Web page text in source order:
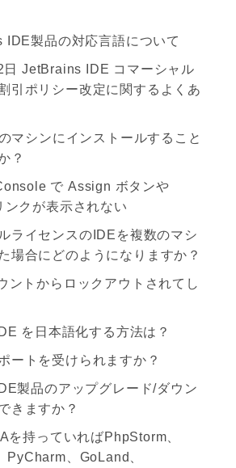
IDE製品の対応言語について
日 JetBrains IDE コマーシャル
引ポリシー改定に関するよくあ
マシンにインストールすること
？
で Assign ボタンや
ンクが表示されない
ライセンスのIDEを複数のマシ
場合にどのようになりますか？
ントからロックアウトされてし
を日本語化する方法は？
ートを受けられますか？
製品のアップグレード/ダウン
きますか？
を持っていればPhpStorm、
PyCharm、GoLand、